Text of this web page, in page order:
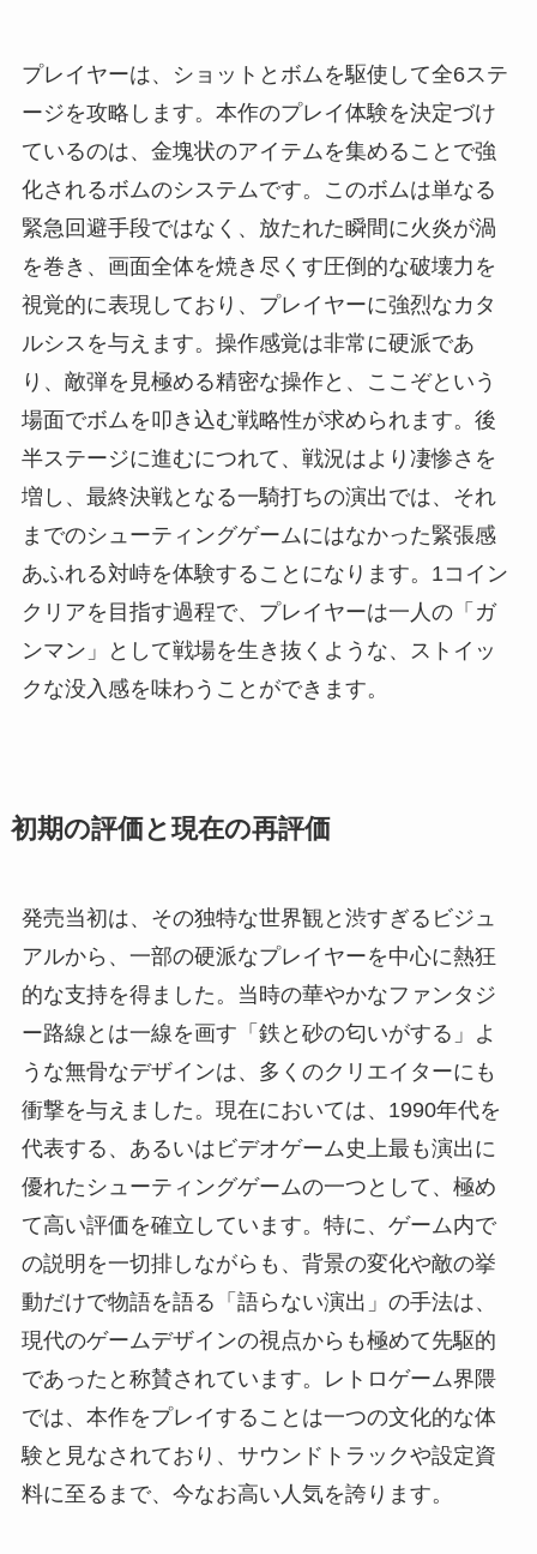
プレイヤーは、ショットとボムを駆使して全6ステ
ージを攻略します。本作のプレイ体験を決定づけ
ているのは、金塊状のアイテムを集めることで強
化されるボムのシステムです。このボムは単なる
緊急回避手段ではなく、放たれた瞬間に火炎が渦
を巻き、画面全体を焼き尽くす圧倒的な破壊力を
視覚的に表現しており、プレイヤーに強烈なカタ
ルシスを与えます。操作感覚は非常に硬派であ
り、敵弾を見極める精密な操作と、ここぞという
場面でボムを叩き込む戦略性が求められます。後
半ステージに進むにつれて、戦況はより凄惨さを
増し、最終決戦となる一騎打ちの演出では、それ
までのシューティングゲームにはなかった緊張感
あふれる対峙を体験することになります。1コイン
クリアを目指す過程で、プレイヤーは一人の「ガ
ンマン」として戦場を生き抜くような、ストイッ
クな没入感を味わうことができます。
初期の評価と現在の再評価
発売当初は、その独特な世界観と渋すぎるビジュ
アルから、一部の硬派なプレイヤーを中心に熱狂
的な支持を得ました。当時の華やかなファンタジ
ー路線とは一線を画す「鉄と砂の匂いがする」よ
うな無骨なデザインは、多くのクリエイターにも
衝撃を与えました。現在においては、1990年代を
代表する、あるいはビデオゲーム史上最も演出に
優れたシューティングゲームの一つとして、極め
て高い評価を確立しています。特に、ゲーム内で
の説明を一切排しながらも、背景の変化や敵の挙
動だけで物語を語る「語らない演出」の手法は、
現代のゲームデザインの視点からも極めて先駆的
であったと称賛されています。レトロゲーム界隈
では、本作をプレイすることは一つの文化的な体
験と見なされており、サウンドトラックや設定資
料に至るまで、今なお高い人気を誇ります。